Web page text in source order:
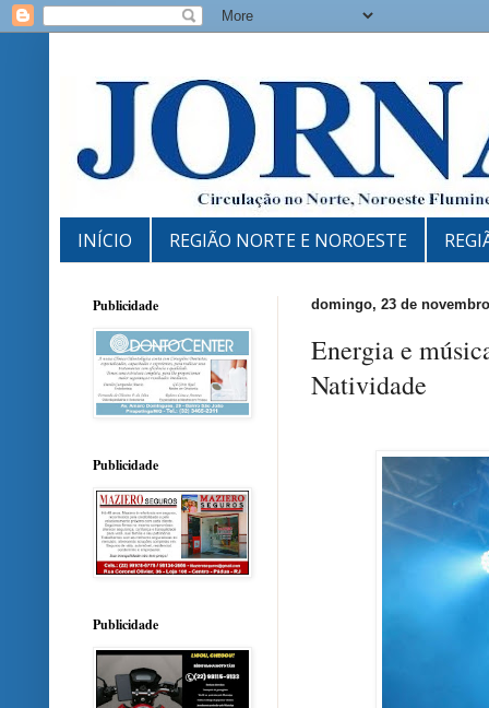
INÍCIO REGIÃO NORTE E NOROESTE
domingo, 23 de
Energia e
Natividade
Publicidade
Publicidade
Publicidade